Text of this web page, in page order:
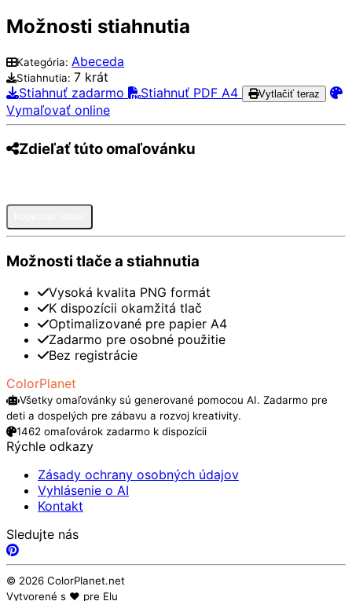
Možnosti stiahnutia
Kategória: Abeceda
Stiahnutia: 7 krát
Stiahnuť zadarmo
Stiahnuť PDF A4 Vytlačiť teraz
Vymaľovať online
Zdieľať túto omaľovánku
Možnosti tlače a stiahnutia
Vysoká kvalita PNG formát
K dispozícii okamžitá tlač
Optimalizované pre papier A4
Zadarmo pre osobné použitie
Bez registrácie
ColorPlanet
Všetky omaľovánky sú generované pomocou AI. Zadarmo pre
deti a dospelých pre zábavu a rozvoj kreativity.
1462 omaľovárok zadarmo k dispozícii
Rýchle odkazy
Zásady ochrany osobných údajov
Vyhlásenie o AI
Kontakt
Sledujte nás
© 2026 ColorPlanet.net
Vytvorené s ❤️ pre Elu